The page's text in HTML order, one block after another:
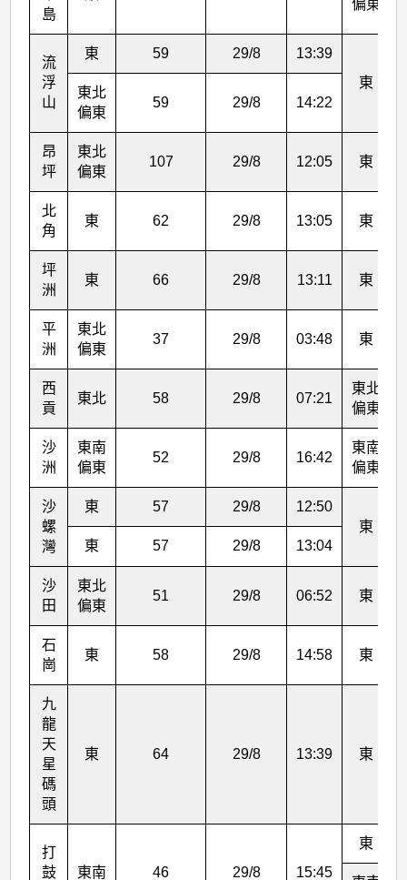
島
偏東
流
浮
山
東 59 29/8
13:39
東
東北
偏東
59 29/8 14:22
昂
坪
東北
偏東
107 29/8 12:05 東
北
角
東 62 29/8 13:05 東
坪
洲
東 66 29/8 13:11 東
平
洲
東北
偏東
37 29/8 03:48 東
西
貢
東北 58 29/8 07:21
東北
偏東
沙
洲
東南
偏東
52 29/8 16:42
東南
偏東
沙
螺
灣
東 57 29/8
12:50
東
東
57 29/8 13:04
沙
田
東北
偏東
51 29/8 06:52 東
石
崗
東 58 29/8 14:58 東
九
龍
天
星
碼
頭
東 64 29/8 13:39 東
打
鼓
東南 46 29/8 15:45
東